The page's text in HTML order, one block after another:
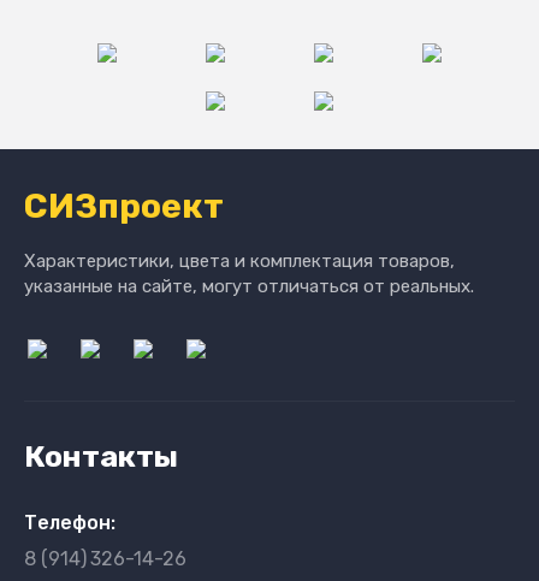
СИЗпроект
Характеристики, цвета и комплектация товаров,
указанные на сайте, могут отличаться от реальных.
Контакты
Телефон:
8 (914)326-14-26